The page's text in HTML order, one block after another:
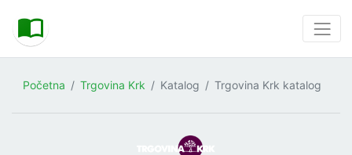
Početna Trgovina Krk Katalog Trgovina Krk katalog